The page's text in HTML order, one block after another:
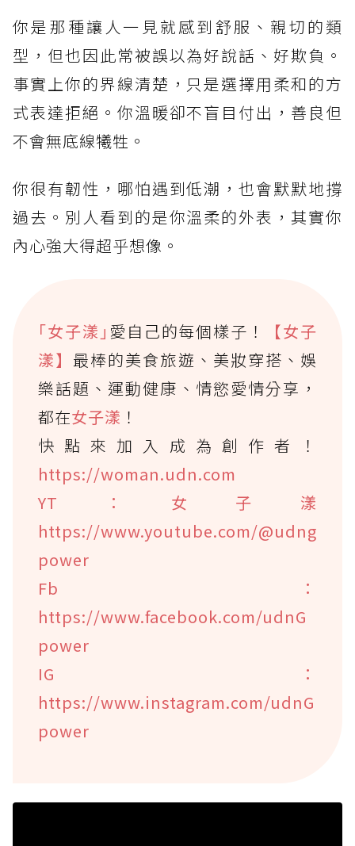
你是那種讓人一見就感到舒服、親切的類
型，但也因此常被誤以為好說話、好欺負。
事實上你的界線清楚，只是選擇用柔和的方
式表達拒絕。你溫暖卻不盲目付出，善良但
不會無底線犧牲。
你很有韌性，哪怕遇到低潮，也會默默地撐
過去。別人看到的是你溫柔的外表，其實你
內心強大得超乎想像。
｢女子漾｣ 愛自己的每個樣子！
【女子
漾】最棒的美食旅遊、美妝穿搭、娛
樂話題、運動健康、情慾愛情分享，
都在女子漾 ！
快點來加入成為創作者！
https://woman.udn.com
YT：女子漾
https://www.youtube.com/@udng
power
Fb：
https://www.facebook.com/udnG
power
IG：
https://www.instagram.com/udnG
power